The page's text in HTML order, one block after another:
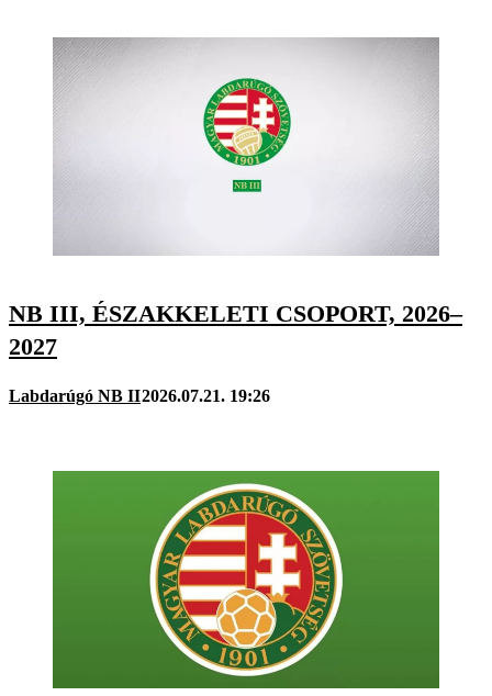
NB III, ÉSZAKKELETI CSOPORT, 2026–
2027
Labdarúgó NB II2026.07.21. 19:26